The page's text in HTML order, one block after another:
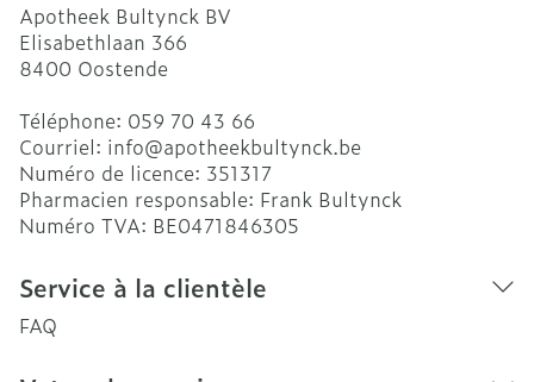
Apotheek Bultynck BV
Elisabethlaan 366
8400 Oostende
Téléphone: 059 70 43 66
Courriel: info@apotheekbultynck.be
Numéro de licence: 351317
Pharmacien responsable: Frank Bultynck
Numéro TVA: BE0471846305
Service à la clientèle
FAQ